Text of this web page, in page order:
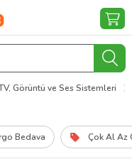
Görüntü ve Ses Sistemleri
Bedava Çok Al Az